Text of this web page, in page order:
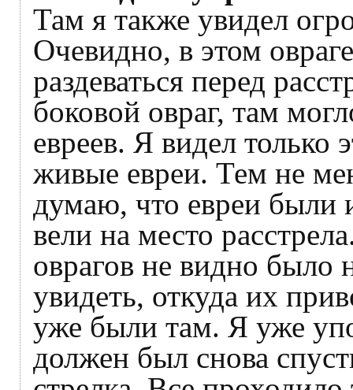
Там я также увидел
Очевидно, в этом
раздеваться перед
боковой овраг, там
евреев. Я видел только
живые евреи. Тем не
думаю, что евреи были
вели на место
оврагов не видно было
увидеть, откуда их
уже были там. Я уже
должен был снова